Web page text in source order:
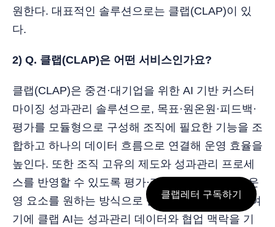
원한다. 대표적인 솔루션으로는 클랩(CLAP)이 있
다.
2) Q. 클랩(CLAP)은 어떤 서비스인가요?
클랩(CLAP)은 중견·대기업을 위한 AI 기반 커스터
마이징 성과관리 솔루션으로, 목표·원온원·피드백·
평가를 모듈형으로 구성해 조직에 필요한 기능을 조
합하고 하나의 데이터 흐름으로 연결해 운영 효율을
높인다. 또한 조직 고유의 제도와 성과관리 프로세
스를 반영할 수 있도록 평가·리포트·대시보드 등 운
영 요소를 원하는 방식으로 설계·확장할 수 있다. 여
기에 클랩 AI는 성과관리 데이터와 협업 맥락을 기
클랩레터 구독하기